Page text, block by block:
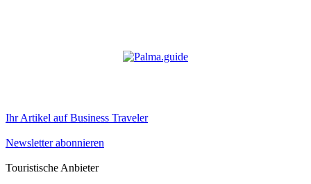
Ihr Artikel auf Business Traveler
Newsletter abonnieren
Touristische Anbieter